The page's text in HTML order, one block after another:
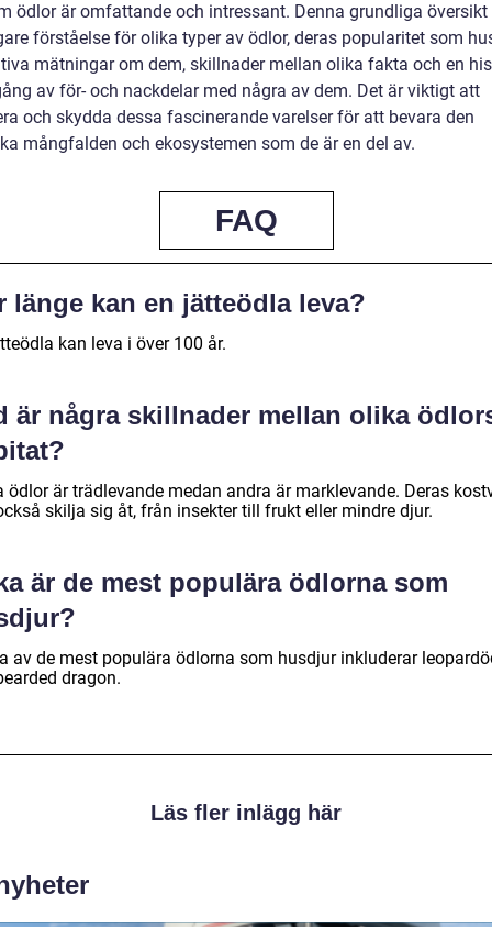
ödlor är omfattande och intressant. Denna grundliga översikt
förståelse för olika typer av ödlor, deras popularitet som
mätningar om dem, skillnader mellan olika fakta och en
av för- och nackdelar med några av dem. Det är viktigt att
och skydda dessa fascinerande varelser för att bevara den
mångfalden och ekosystemen som de är en del av.
FAQ
länge kan en jätteödla leva?
kan leva i över 100 år.
är några skillnader mellan olika
ödlor är trädlevande medan andra är marklevande. Deras
skilja sig åt, från insekter till frukt eller mindre djur.
är de mest populära ödlorna som
av de mest populära ödlorna som husdjur inkluderar
dragon.
Läs fler inlägg här